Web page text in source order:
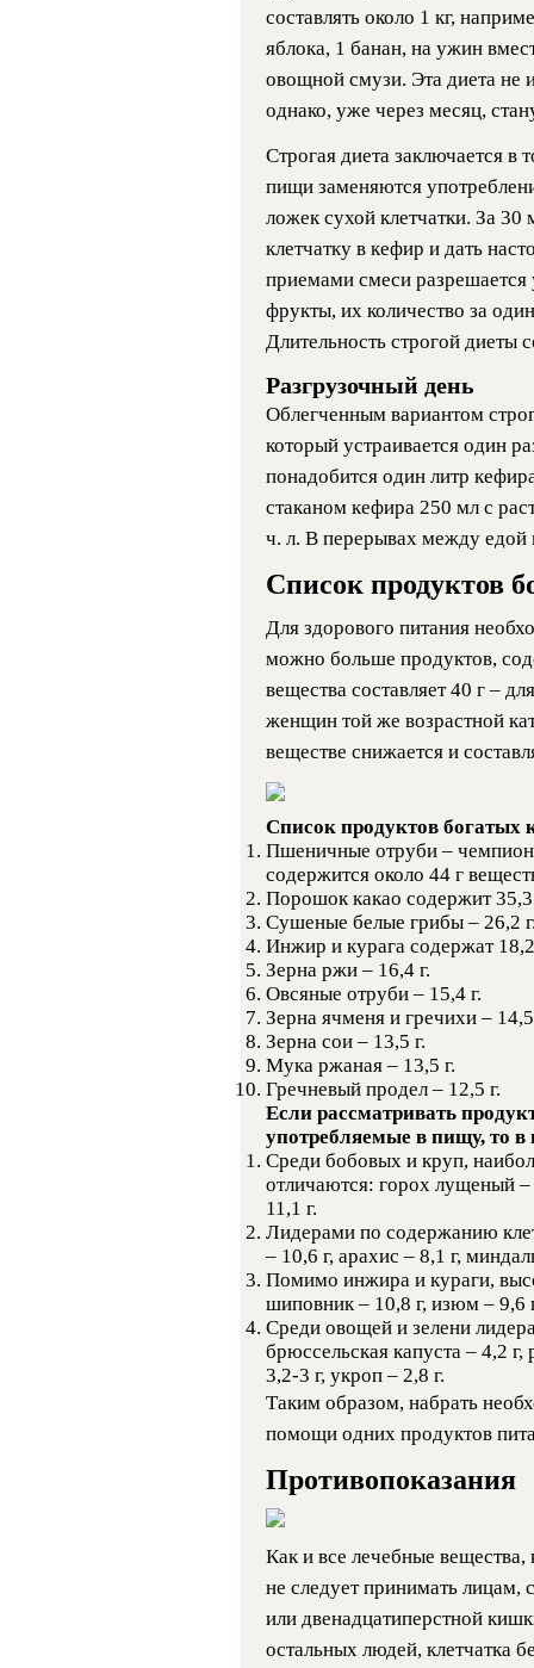
составлять около 1 кг,
яблока, 1 банан, на ужин
овощной смузи. Эта диета не
однако, уже через месяц,
Строгая диета заключается в
пищи заменяются
ложек сухой клетчатки. За
клетчатку в кефир и дать
приемами смеси
фрукты, их количество за
Длительность строгой диеты
Разгрузочный день
Облегченным вариантом
который устраивается один
понадобится один литр
стаканом кефира 250 мл с
ч. л. В перерывах между
Список продуктов
Для здорового питания
можно больше продуктов,
вещества составляет 40 г –
женщин той же возрастной
веществе снижается и
Список продуктов богатых
Пшеничные отруби –
содержится около 44 г
Порошок какао содержит 35,3
Сушеные белые грибы – 26,2
Инжир и курага содержат
Зерна ржи – 16,4 г.
Овсяные отруби – 15,4 г.
Зерна ячменя и гречихи –
Зерна сои – 13,5 г.
Мука ржаная – 13,5 г.
Гречневый продел – 12,5 г.
Если рассматривать
употребляемые в пищу, то
Среди бобовых и круп,
отличаются: горох лущеный –
11,1 г.
Лидерами по содержанию
– 10,6 г, арахис – 8,1 г,
Помимо инжира и кураги,
шиповник – 10,8 г, изюм – 9,6
Среди овощей и зелени
брюссельская капуста – 4,2
3,2-3 г, укроп – 2,8 г.
Таким образом, набрать
помощи одних продуктов
Противопоказания
Как и все лечебные вещества,
не следует принимать лицам,
или двенадцатиперстной
остальных людей, клетчатка